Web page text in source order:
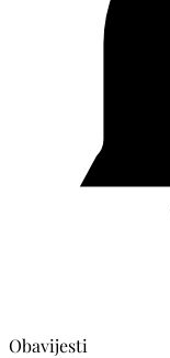
Obavijesti